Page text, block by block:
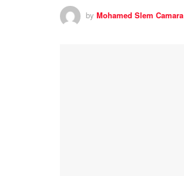
by Mohamed Slem Camara